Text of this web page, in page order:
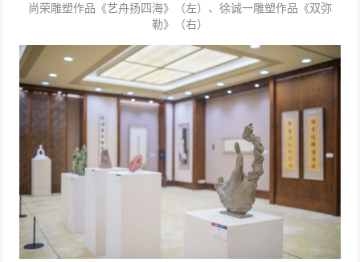
尚荣雕塑作品《艺舟扬四海》（左）、徐诚一雕塑作品《双弥
勒》（右）